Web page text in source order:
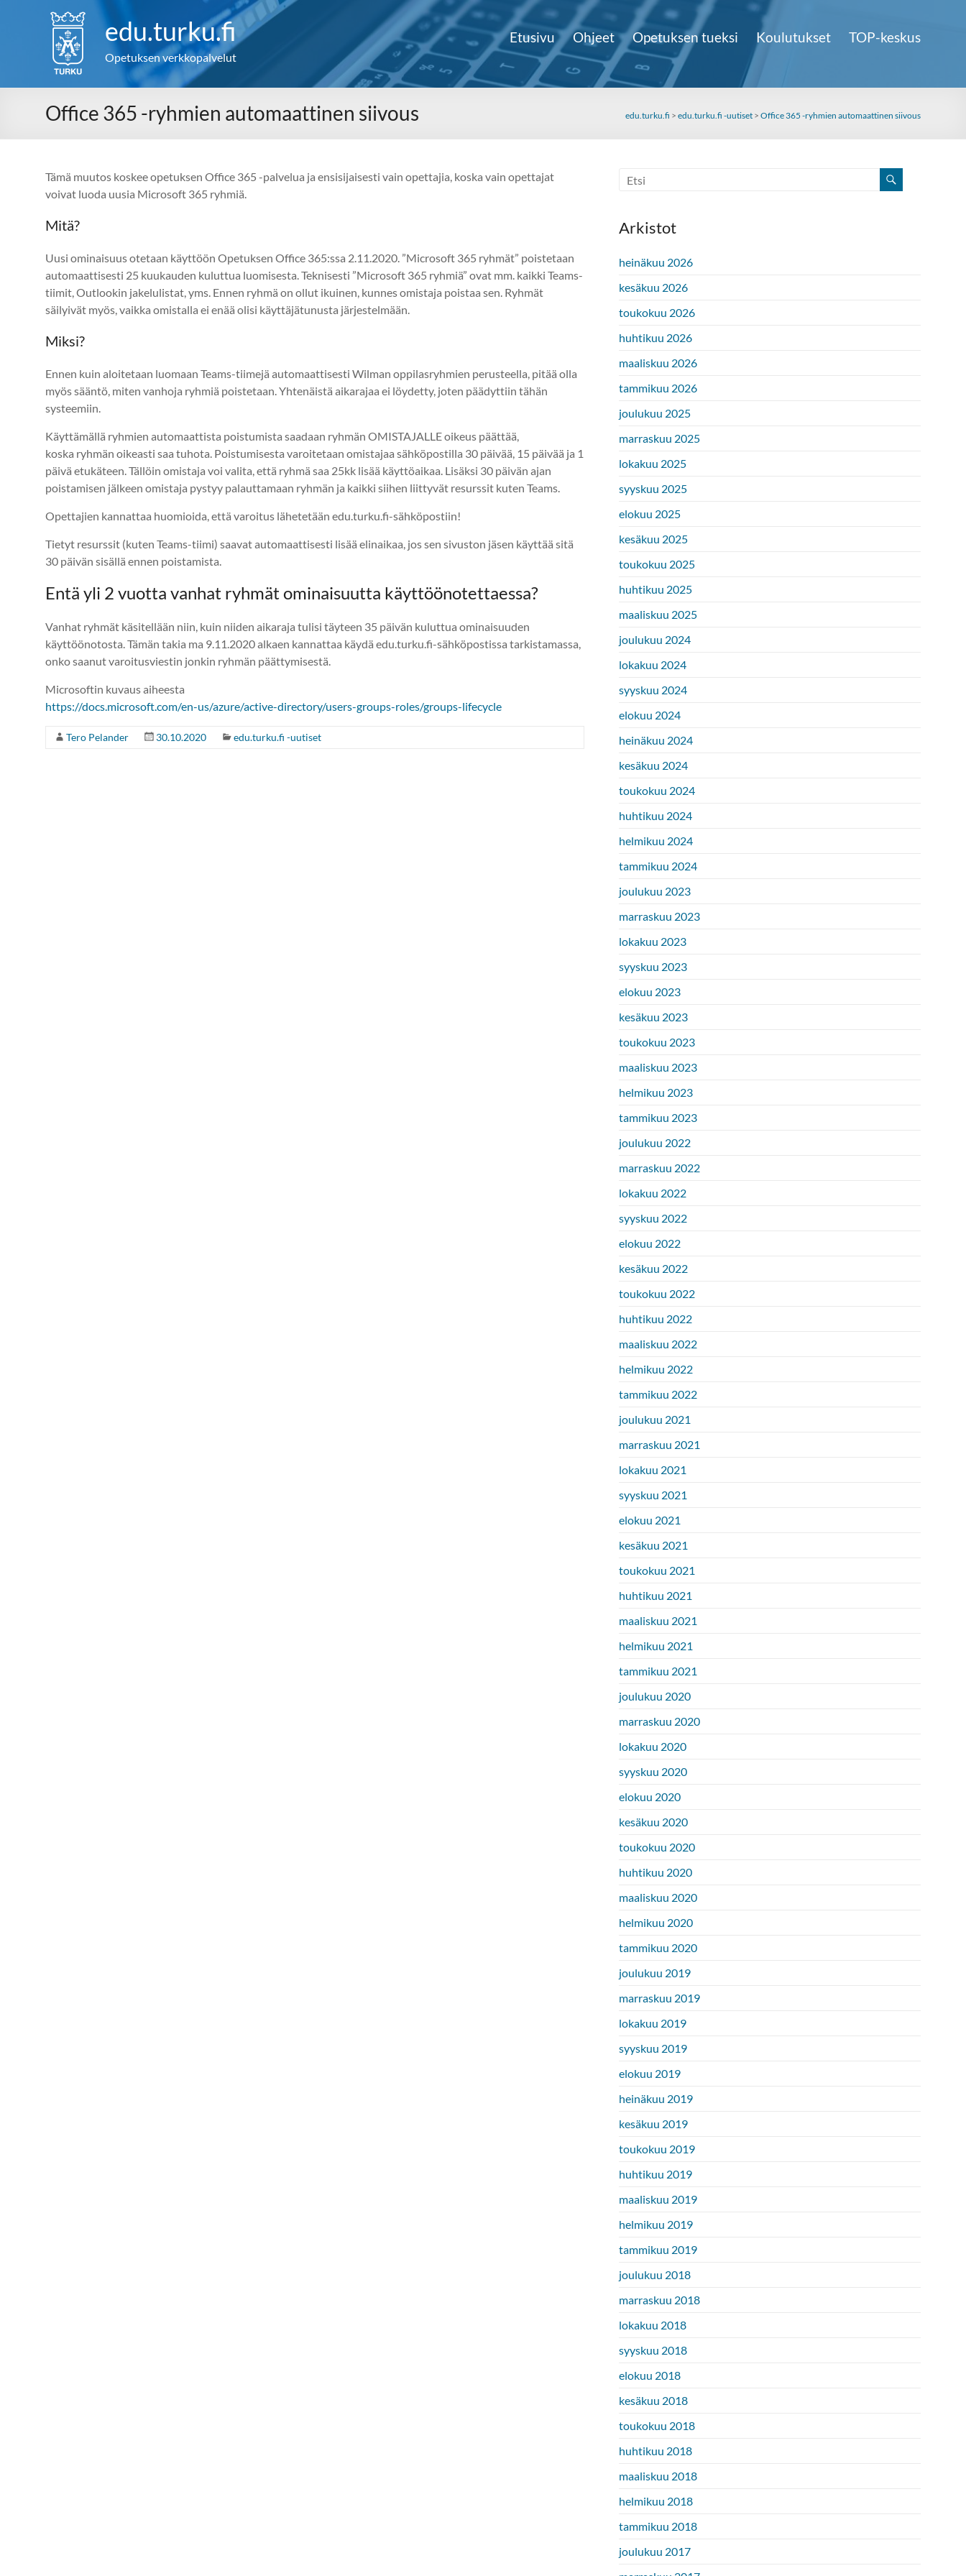
edu.turku.fi
Opetuksen verkkopalvelut
Etusivu Ohjeet Opetuksen tueksi Koulutukset TOP-keskus
Office 365 -ryhmien automaattinen siivous edu.turku.fi > edu.turku.fi -uutiset > Office 365 -ryhmien automaattinen siivous
Tämä muutos koskee opetuksen Office 365 -palvelua ja ensisijaisesti vain opettajia, koska vain opettajat
voivat luoda uusia Microsoft 365 ryhmiä.
Mitä?
Uusi ominaisuus otetaan käyttöön Opetuksen Office 365:ssa 2.11.2020. ”Microsoft 365 ryhmät” poistetaan
automaattisesti 25 kuukauden kuluttua luomisesta. Teknisesti ”Microsoft 365 ryhmiä” ovat mm. kaikki Teams-
tiimit, Outlookin jakelulistat, yms. Ennen ryhmä on ollut ikuinen, kunnes omistaja poistaa sen. Ryhmät
säilyivät myös, vaikka omistalla ei enää olisi käyttäjätunusta järjestelmään.
Miksi?
Ennen kuin aloitetaan luomaan Teams-tiimejä automaattisesti Wilman oppilasryhmien perusteella, pitää olla
myös sääntö, miten vanhoja ryhmiä poistetaan. Yhtenäistä aikarajaa ei löydetty, joten päädyttiin tähän
systeemiin.
Käyttämällä ryhmien automaattista poistumista saadaan ryhmän OMISTAJALLE oikeus päättää,
koska ryhmän oikeasti saa tuhota. Poistumisesta varoitetaan omistajaa sähköpostilla 30 päivää, 15 päivää ja 1
päivä etukäteen. Tällöin omistaja voi valita, että ryhmä saa 25kk lisää käyttöaikaa. Lisäksi 30 päivän ajan
poistamisen jälkeen omistaja pystyy palauttamaan ryhmän ja kaikki siihen liittyvät resurssit kuten Teams.
Opettajien kannattaa huomioida, että varoitus lähetetään edu.turku.fi-sähköpostiin!
Tietyt resurssit (kuten Teams-tiimi) saavat automaattisesti lisää elinaikaa, jos sen sivuston jäsen käyttää sitä
30 päivän sisällä ennen poistamista.
Entä yli 2 vuotta vanhat ryhmät ominaisuutta käyttöönotettaessa?
Vanhat ryhmät käsitellään niin, kuin niiden aikaraja tulisi täyteen 35 päivän kuluttua ominaisuuden
käyttöönotosta. Tämän takia ma 9.11.2020 alkaen kannattaa käydä edu.turku.fi-sähköpostissa tarkistamassa,
onko saanut varoitusviestin jonkin ryhmän päättymisestä.
Microsoftin kuvaus aiheesta
https://docs.microsoft.com/en-us/azure/active-directory/users-groups-roles/groups-lifecycle
Tero Pelander 30.10.2020 edu.turku.fi -uutiset
Arkistot
heinäkuu 2026
kesäkuu 2026
toukokuu 2026
huhtikuu 2026
maaliskuu 2026
tammikuu 2026
joulukuu 2025
marraskuu 2025
lokakuu 2025
syyskuu 2025
elokuu 2025
kesäkuu 2025
toukokuu 2025
huhtikuu 2025
maaliskuu 2025
joulukuu 2024
lokakuu 2024
syyskuu 2024
elokuu 2024
heinäkuu 2024
kesäkuu 2024
toukokuu 2024
huhtikuu 2024
helmikuu 2024
tammikuu 2024
joulukuu 2023
marraskuu 2023
lokakuu 2023
syyskuu 2023
elokuu 2023
kesäkuu 2023
toukokuu 2023
maaliskuu 2023
helmikuu 2023
tammikuu 2023
joulukuu 2022
marraskuu 2022
lokakuu 2022
syyskuu 2022
elokuu 2022
kesäkuu 2022
toukokuu 2022
huhtikuu 2022
maaliskuu 2022
helmikuu 2022
tammikuu 2022
joulukuu 2021
marraskuu 2021
lokakuu 2021
syyskuu 2021
elokuu 2021
kesäkuu 2021
toukokuu 2021
huhtikuu 2021
maaliskuu 2021
helmikuu 2021
tammikuu 2021
joulukuu 2020
marraskuu 2020
lokakuu 2020
syyskuu 2020
elokuu 2020
kesäkuu 2020
toukokuu 2020
huhtikuu 2020
maaliskuu 2020
helmikuu 2020
tammikuu 2020
joulukuu 2019
marraskuu 2019
lokakuu 2019
syyskuu 2019
elokuu 2019
heinäkuu 2019
kesäkuu 2019
toukokuu 2019
huhtikuu 2019
maaliskuu 2019
helmikuu 2019
tammikuu 2019
joulukuu 2018
marraskuu 2018
lokakuu 2018
syyskuu 2018
elokuu 2018
kesäkuu 2018
toukokuu 2018
huhtikuu 2018
maaliskuu 2018
helmikuu 2018
tammikuu 2018
joulukuu 2017